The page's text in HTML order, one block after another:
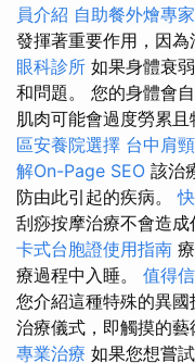
員介紹 自助餐外燴專家
發揮著重要作用，因為
眼科診所 如果身體衰
和問題。 您的身體會
肌肉可能會過度勞累且
區安養院選擇 台中肩
解On-Page SEO 該治
防由此引起的疾病。
刮痧按摩治療不會造成
卡式台胞證使用指南
療過程中入睡。 值得
您介紹這種特殊的異
治療儀式，即觸摸的藝
專業治療 如果您想嘗